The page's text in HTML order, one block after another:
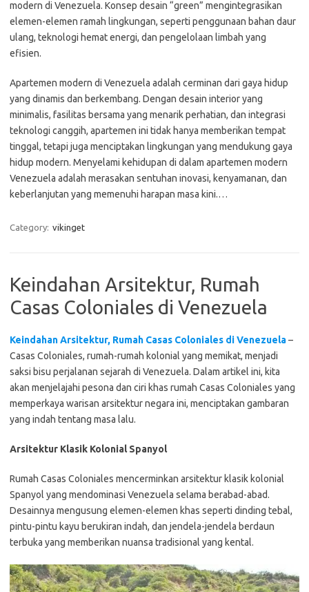
modern di Venezuela. Konsep desain “green” mengintegrasikan
elemen-elemen ramah lingkungan, seperti penggunaan bahan daur
ulang, teknologi hemat energi, dan pengelolaan limbah yang
efisien.
Apartemen modern di Venezuela adalah cerminan dari gaya hidup
yang dinamis dan berkembang. Dengan desain interior yang
minimalis, fasilitas bersama yang menarik perhatian, dan integrasi
teknologi canggih, apartemen ini tidak hanya memberikan tempat
tinggal, tetapi juga menciptakan lingkungan yang mendukung gaya
hidup modern. Menyelami kehidupan di dalam apartemen modern
Venezuela adalah merasakan sentuhan inovasi, kenyamanan, dan
keberlanjutan yang memenuhi harapan masa kini.…
Category: vikinget
Keindahan Arsitektur, Rumah
Casas Coloniales di Venezuela
Keindahan Arsitektur, Rumah Casas Coloniales di Venezuela–
Casas Coloniales, rumah-rumah kolonial yang memikat, menjadi
saksi bisu perjalanan sejarah di Venezuela. Dalam artikel ini, kita
akan menjelajahi pesona dan ciri khas rumah Casas Coloniales yang
memperkaya warisan arsitektur negara ini, menciptakan gambaran
yang indah tentang masa lalu.
Arsitektur Klasik Kolonial Spanyol
Rumah Casas Coloniales mencerminkan arsitektur klasik kolonial
Spanyol yang mendominasi Venezuela selama berabad-abad.
Desainnya mengusung elemen-elemen khas seperti dinding tebal,
pintu-pintu kayu berukiran indah, dan jendela-jendela berdaun
terbuka yang memberikan nuansa tradisional yang kental.